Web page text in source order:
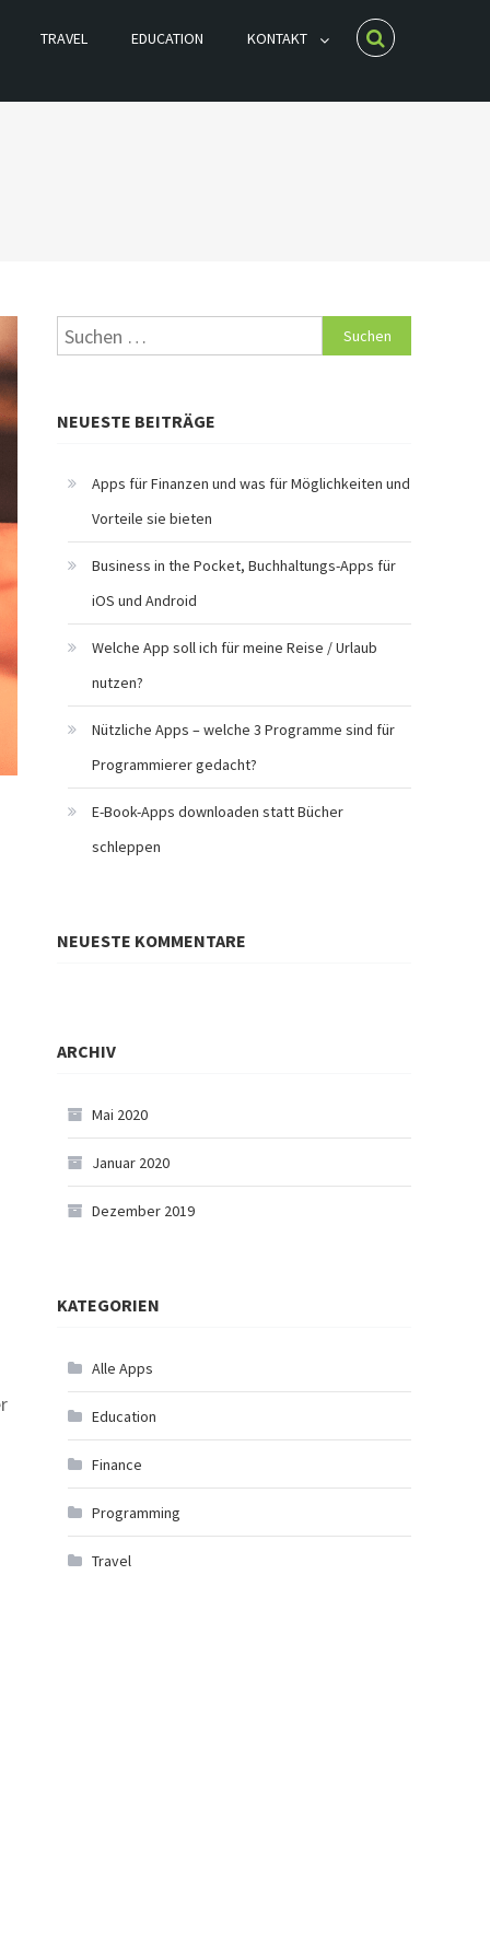
TRAVEL EDUCATION KONTAKT
Suche nach:
NEUESTE BEITRÄGE
Apps für Finanzen und was für Möglichkeiten und
Vorteile sie bieten
Business in the Pocket, Buchhaltungs-Apps für
iOS und Android
Welche App soll ich für meine Reise / Urlaub
nutzen?
Nützliche Apps – welche 3 Programme sind für
Programmierer gedacht?
E-Book-Apps downloaden statt Bücher
schleppen
NEUESTE KOMMENTARE
ARCHIV
Mai 2020
Januar 2020
Dezember 2019
KATEGORIEN
Alle Apps
Education
Finance
Programming
Travel